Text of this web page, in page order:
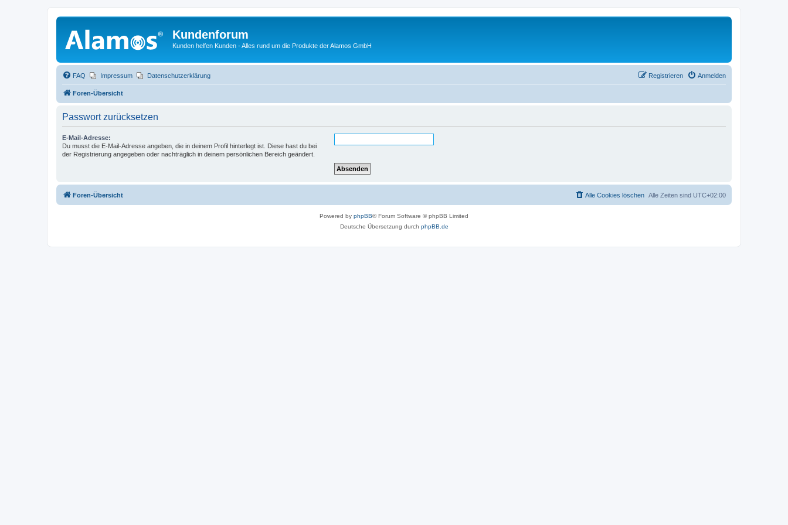
Kundenforum
Kunden helfen Kunden - Alles rund um die Produkte der Alamos GmbH
FAQ Impressum Datenschutzerklärung Anmelden
Registrieren
Foren-Übersicht
Passwort zurücksetzen
E-Mail-Adresse:
Du musst die E-Mail-Adresse angeben, die in deinem Profil hinterlegt ist. Diese hast du bei
der Registrierung angegeben oder nachträglich in deinem persönlichen Bereich geändert.
Foren-Übersicht Alle Zeiten sind UTC+02:00
Alle Cookies löschen
Powered by phpBB® Forum Software © phpBB Limited
Deutsche Übersetzung durch phpBB.de